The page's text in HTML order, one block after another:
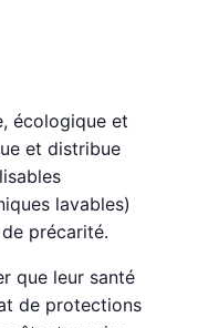
écologique et
et distribue
lavables)
précarité.
que leur santé
de protections